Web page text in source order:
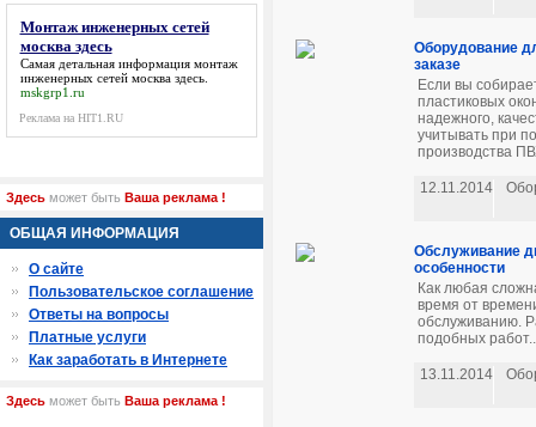
Оборудование
заказе
Если вы
пластиковых
надежного,
учитывать при
производства
12.11.2014
Обслуживание
особенности
Как любая
время от
обслуживанию.
подобных
13.11.2014
Монтаж инженерных сетей
москва здесь
Самая детальная информация монтаж
инженерных сетей москва здесь.
mskgrp1.ru
Реклама на HIT1.RU
Здесь может быть Ваша реклама !
ОБЩАЯ ИНФОРМАЦИЯ
О сайте
Пользовательское соглашение
Ответы на вопросы
Платные услуги
Как заработать в Интернете
Здесь может быть Ваша реклама !